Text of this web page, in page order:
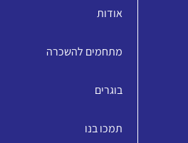
אודות
מתחמים להשכרה
בוגרים
תמכו בנו